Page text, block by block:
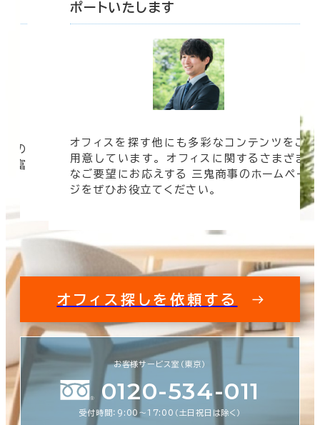
制震・免震構造
1フロア面積100坪以上
該当数
0室(0棟)
この条件で検索する
の
豊富
ポートいたします
オフィスを探す他にも多彩なコンテンツをご
用意しています。 オフィスに関するさまざま
なご要望にお応えする 三鬼商事のホームペー
ジをぜひお役立てください。
オフィス探しを依頼する
お客様サービス室（東京）
0120-534-011
受付時間：9:00〜17:00（土日祝日は除く）